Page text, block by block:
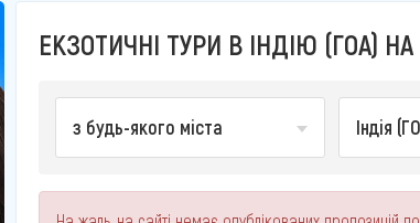
ЕКЗОТИЧНІ ТУРИ В ІНДІЮ (ГОА) НА
з будь-якого міста Індія